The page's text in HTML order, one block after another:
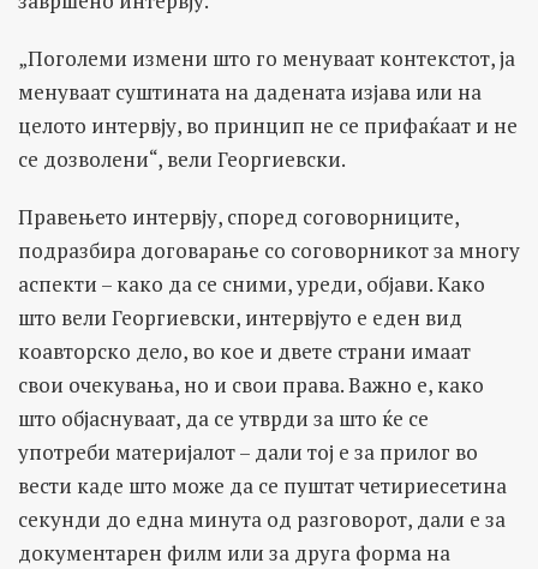
„Поголеми измени што го менуваат контекстот, ја
менуваат суштината на дадената изјава или на
целото интервју, во принцип не се прифаќаат и не
се дозволени“, вели Георгиевски.
Правењето интервју, според соговорниците,
подразбира договарање со соговорникот за многу
аспекти – како да се сними, уреди, објави. Како
што вели Георгиевски, интервјуто е еден вид
коавторско дело, во кое и двете страни имаат
свои очекувања, но и свои права. Важно е, како
што објаснуваат, да се утврди за што ќе се
употреби материјалот – дали тој е за прилог во
вести каде што може да се пуштат четириесетина
секунди до една минута од разговорот, дали е за
документарен филм или за друга форма на